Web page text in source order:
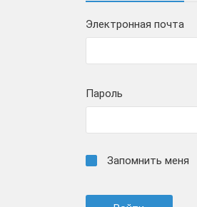
Электронная почта
Пароль
Запомнить меня